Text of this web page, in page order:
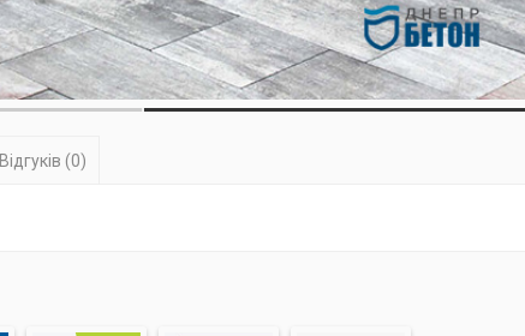
Відгуків (0)